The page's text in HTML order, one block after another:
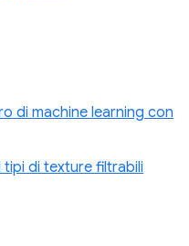
di machine learning con
tipi di texture filtrabili